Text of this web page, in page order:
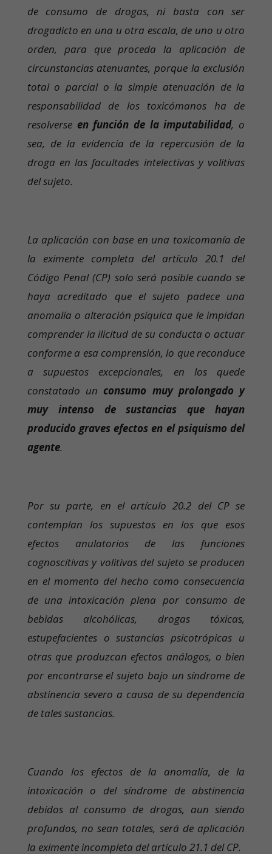
de consumo de drogas, ni basta con ser
drogadicto en una u otra escala, de uno u otro
orden, para que proceda la aplicación de
circunstancias atenuantes, porque la exclusión
total o parcial o la simple atenuación de la
responsabilidad de los toxicómanos ha de
resolverse en función de la imputabilidad, o
sea, de la evidencia de la repercusión de la
droga en las facultades intelectivas y volitivas
del sujeto.
La aplicación con base en una toxicomanía de
la eximente completa del artículo 20.1 del
Código Penal (CP) solo será posible cuando se
haya acreditado que el sujeto padece una
anomalía o alteración psíquica que le impidan
comprender la ilicitud de su conducta o actuar
conforme a esa comprensión, lo que reconduce
a supuestos excepcionales, en los quede
constatado un consumo muy prolongado y
muy intenso de sustancias que hayan
producido graves efectos en el psiquismo del
agente.
Por su parte, en el artículo 20.2 del CP se
contemplan los supuestos en los que esos
efectos anulatorios de las funciones
cognoscitivas y volitivas del sujeto se producen
en el momento del hecho como consecuencia
de una intoxicación plena por consumo de
bebidas alcohólicas, drogas tóxicas,
estupefacientes o sustancias psicotrópicas u
otras que produzcan efectos análogos, o bien
por encontrarse el sujeto bajo un síndrome de
abstinencia severo a causa de su dependencia
de tales sustancias.
Cuando los efectos de la anomalía, de la
intoxicación o del síndrome de abstinencia
debidos al consumo de drogas, aun siendo
profundos, no sean totales, será de aplicación
la eximente incompleta del artículo 21.1 del CP.